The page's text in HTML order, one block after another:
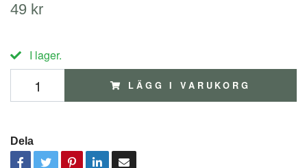
49 kr
I lager.
LÄGG I VARUKORG
Dela